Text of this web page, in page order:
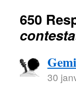
650
30